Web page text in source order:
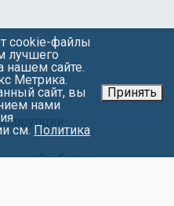
обработки
cookie-файлы
лучшего
нашем сайте.
Метрика.
сайт, вы
нами
см. Политика
Принять